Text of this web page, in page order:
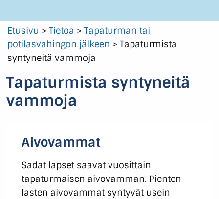
Etusivu > Tietoa > Tapaturman tai
potilasvahingon jälkeen > Tapaturmista
syntyneitä vammoja
Tapaturmista syntyneitä
vammoja
Aivovammat
Sadat lapset saavat vuosittain
tapaturmaisen aivovamman. Pienten
lasten aivovammat syntyvät usein